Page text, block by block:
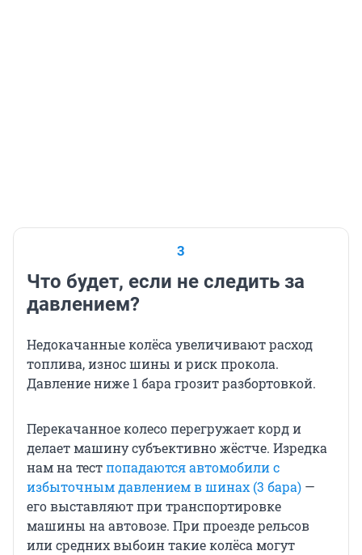
3
Что будет, если не следить за
давлением?
Недокачанные колёса увеличивают расход
топлива, износ шины и риск прокола.
Давление ниже 1 бара грозит разбортовкой.
Перекачанное колесо перегружает корд и
делает машину субъективно жёстче. Изредка
нам на тестпопадаются автомобили с
избыточным давлением в шинах (3 бара) —
его выставляют при транспортировке
машины на автовозе. При проезде рельсов
или средних выбоин такие колёса могут